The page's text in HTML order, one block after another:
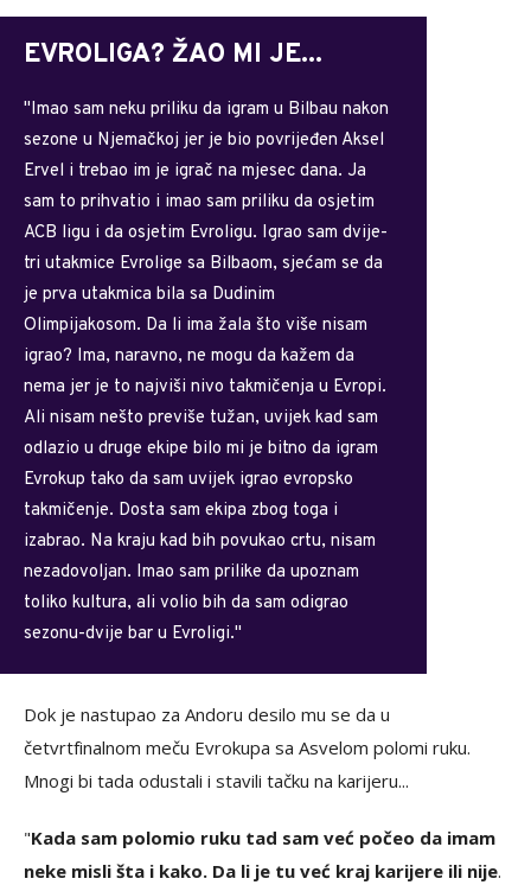
EVROLIGA? ŽAO MI JE...
"Imao sam neku priliku da igram u Bilbau nakon
sezone u Njemačkoj jer je bio povrijeđen Aksel
Ervel i trebao im je igrač na mjesec dana. Ja
sam to prihvatio i imao sam priliku da osjetim
ACB ligu i da osjetim Evroligu. Igrao sam dvije-
tri utakmice Evrolige sa Bilbaom, sjećam se da
je prva utakmica bila sa Dudinim
Olimpijakosom. Da li ima žala što više nisam
igrao? Ima, naravno, ne mogu da kažem da
nema jer je to najviši nivo takmičenja u Evropi.
Ali nisam nešto previše tužan, uvijek kad sam
odlazio u druge ekipe bilo mi je bitno da igram
Evrokup tako da sam uvijek igrao evropsko
takmičenje. Dosta sam ekipa zbog toga i
izabrao. Na kraju kad bih povukao crtu, nisam
nezadovoljan. Imao sam prilike da upoznam
toliko kultura, ali volio bih da sam odigrao
sezonu-dvije bar u Evroligi."
Dok je nastupao za Andoru desilo mu se da u
četvrtfinalnom meču Evrokupa sa Asvelom polomi ruku.
Mnogi bi tada odustali i stavili tačku na karijeru...
"Kada sam polomio ruku tad sam već počeo da imam
neke misli šta i kako. Da li je tu već kraj karijere ili nije.